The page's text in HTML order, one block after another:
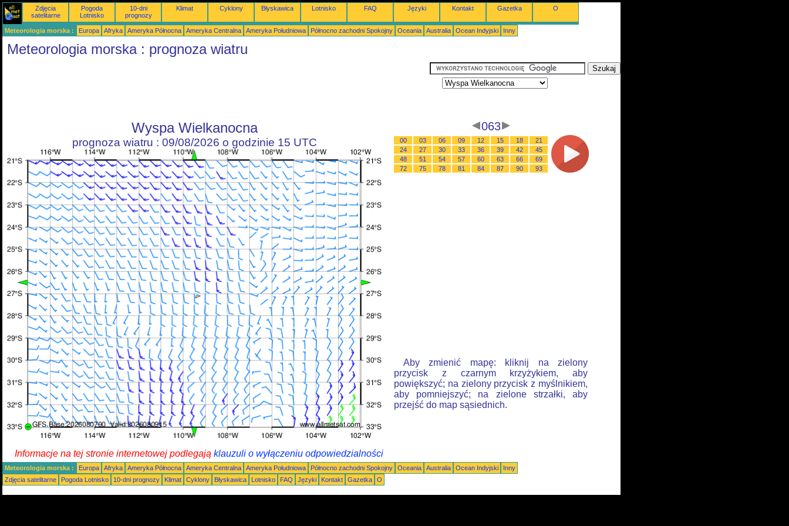
Zdjęcia
satelitarne
Pogoda
Lotnisko
10-dni
prognozy
Klimat Cyklony Błyskawica Lotnisko FAQ Języki Kontakt Gazetka O
Meteorologia morska : Europa Afryka Ameryka Północna Ameryka Centralna Ameryka Południowa Północno zachodni Spokojny Oceania Australia Ocean Indyjski Inny
Meteorologia morska : prognoza wiatru
Wyspa Wielkanocna
prognoza wiatru : 09/08/2026 o godzinie 15 UTC
063
00 03 06 09 12 15 18
21
24
27 30 33 36 39 42
45
48
51 54 57 60 63 66
69
72
75 78 81 84 87 90 93
Aby zmienić mapę: kliknij na zielony
przycisk z czarnym krzyżykiem, aby
powiększyć; na zielony przycisk z myślnikiem,
aby pomniejszyć; na zielone strzałki, aby
przejść do map sąsiednich.
Informacje na tej stronie internetowej podlegają klauzuli o wyłączeniu odpowiedzialności
Meteorologia morska : Europa Afryka Ameryka Północna Ameryka Centralna Ameryka Południowa Północno zachodni Spokojny Oceania Australia Ocean Indyjski
Inny
Zdjęcia satelitarne
Pogoda Lotnisko 10-dni prognozy Klimat Cyklony Błyskawica Lotnisko FAQ Języki Kontakt Gazetka O